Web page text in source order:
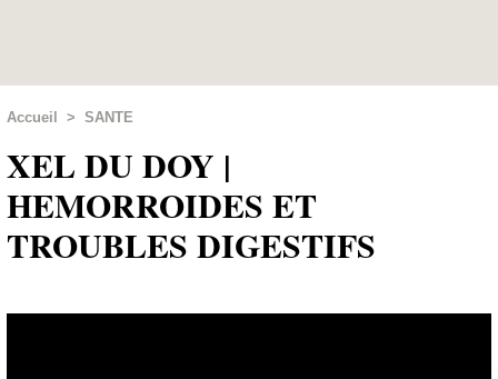
Accueil > SANTE
XEL DU DOY |
HEMORROIDES ET
TROUBLES DIGESTIFS